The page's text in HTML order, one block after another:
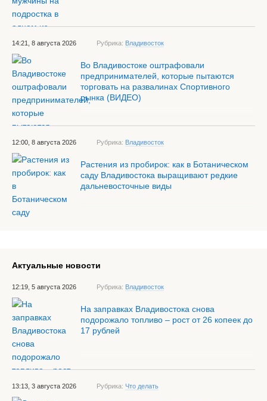
14:21, 8 августа 2026 Рубрика: Владивосток
Во Владивостоке оштрафовали
предпринимателей, которые пытаются
торговать на развалинах Спортивного
рынка (ВИДЕО)
12:00, 8 августа 2026 Рубрика: Владивосток
Растения из пробирок: как в Ботаническом
саду Владивостока выращивают редкие
дальневосточные виды
Актуальные новости
12:19, 5 августа 2026 Рубрика: Владивосток
На заправках Владивостока снова
подорожало топливо – рост от 26 копеек до
17 рублей
13:13, 3 августа 2026 Рубрика: Что делать